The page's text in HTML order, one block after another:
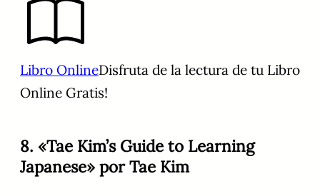
Libro OnlineDisfruta de la lectura de tu Libro
Online Gratis!
8. «Tae Kim’s Guide to Learning
Japanese» por Tae Kim